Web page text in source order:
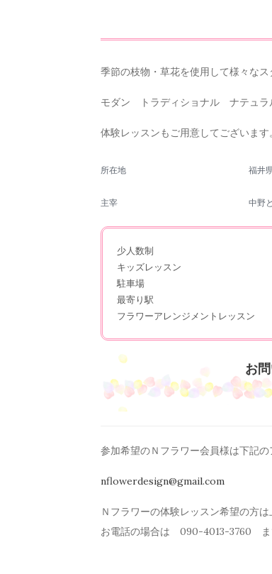
季節の枝物・草花を使用して様々なス
モダン トラディショナル ナテュラ
体験レッスンもご用意してございま
所在地 福井
主宰 中野
少人数制
キッズレッスン
駐車場
最寄り駅
フラワーアレンジメントレッスン
お
参加希望のＮフラワー会員様は下記
nflowerdesign@gmail.com
Ｎフラワーの体験レッスン希望の方
お電話の場合は 090-4013-3760 ま